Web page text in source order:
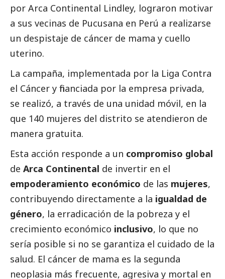
por Arca Continental Lindley, lograron motivar
a sus vecinas de Pucusana en Perú a realizarse
un despistaje de cáncer de mama y cuello
uterino.
La campaña, implementada por la Liga Contra
el Cáncer y financiada por la empresa privada,
se realizó, a través de una unidad móvil, en la
que 140 mujeres del distrito se atendieron de
manera gratuita.
Esta acción responde a un compromiso global
de Arca Continental de invertir en el
empoderamiento económico de las mujeres,
contribuyendo directamente a la igualdad de
género, la erradicación de la pobreza y el
crecimiento económico inclusivo, lo que no
sería posible si no se garantiza el cuidado de la
salud. El cáncer de mama es la segunda
neoplasia más frecuente, agresiva y mortal en